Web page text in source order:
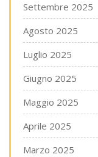
Settembre 2025
Agosto 2025
Luglio 2025
Giugno 2025
Maggio 2025
Aprile 2025
Marzo 2025